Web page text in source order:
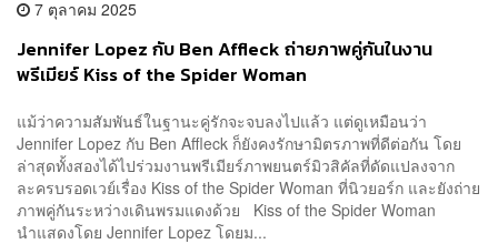
7 ตุลาคม 2025
Jennifer Lopez กับ Ben Affleck ถ่ายภาพคู่กันในงาน
พรีเมียร์ Kiss of the Spider Woman
แม้ว่าความสัมพันธ์ในฐานะคู่รักจะจบลงไปแล้ว แต่ดูเหมือนว่า
Jennifer Lopez กับ Ben Affleck ก็ยังคงรักษามิตรภาพที่ดีต่อกัน โดย
ล่าสุดทั้งสองได้ไปร่วมงานพรีเมียร์ภาพยนตร์มิวสิคัลที่ดัดแปลงจาก
ละครบรอดเวย์เรื่อง Kiss of the Spider Woman ที่นิวยอร์ก และยังถ่าย
ภาพคู่กันระหว่างเดินพรมแดงด้วย Kiss of the Spider Woman
นำแสดงโดย Jennifer Lopez โดยม...